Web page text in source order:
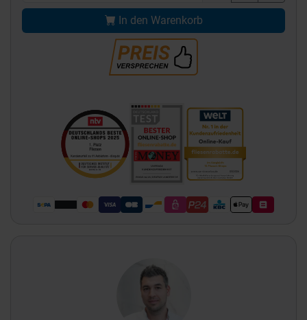
In den Warenkorb